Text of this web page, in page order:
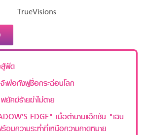
TrueVisions
ฟัด
าพ่อกังฟูชื่อกระฉ่อนโลก
ยัคฆ์ร้ายฆ่าไม่ตาย
EDGE" เมื่อตำนานแอ็กชัน "เฉิน
มความระห่ำที่เหนือความคาดหมาย